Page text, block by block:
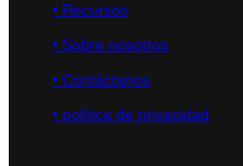
• Recursos
• Sobre nosotros
• Contáctanos
• política de privacidad